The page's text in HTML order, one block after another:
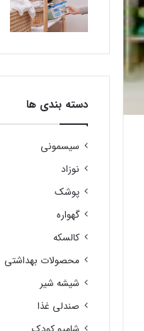
دسته بندی ها
سیسمونی
نوزاد
پوشک
گهواره
کالسکه
محصولات بهداشتی
شیشه شیر
صندلی غذا